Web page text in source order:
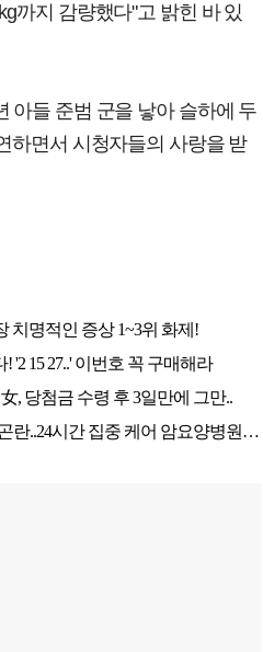
까지 감량했다"고 밝힌 바 있
아들 준범 군을 낳아 슬하에 두
하면서 시청자들의 사랑을 받